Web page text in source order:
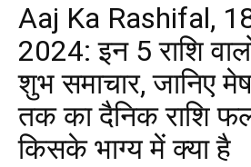
Aaj Ka Rashifal,
2024: इन 5 राशि
शुभ समाचार, जानिए
तक का दैनिक राशि फल
किसके भाग्य में क्या है